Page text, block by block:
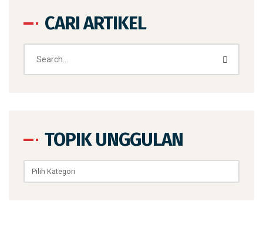
CARI ARTIKEL
TOPIK UNGGULAN
Topik
Unggulan